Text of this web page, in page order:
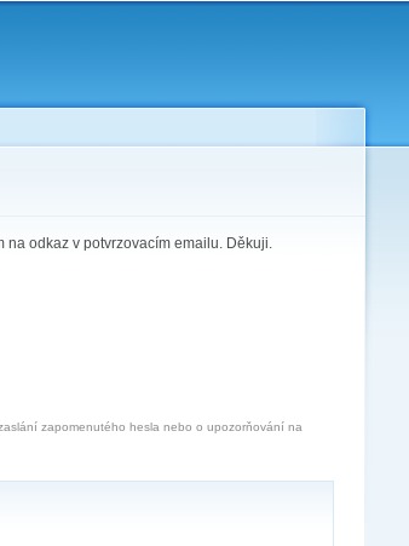
na odkaz v potvrzovacím emailu. Děkuji.
zapomenutého hesla nebo o upozorňování na